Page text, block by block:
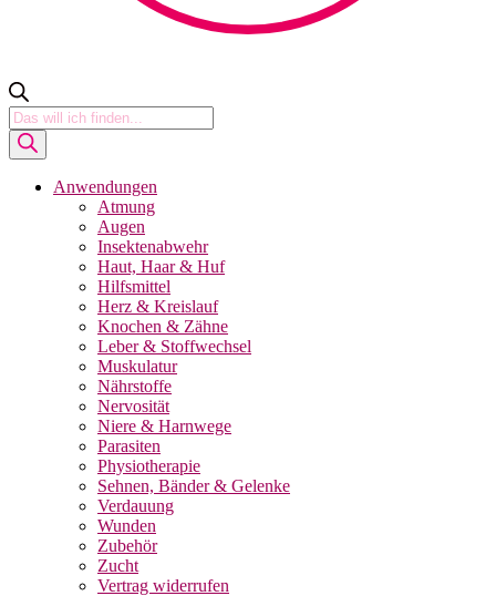
Products
search
Anwendungen
Atmung
Augen
Insektenabwehr
Haut, Haar & Huf
Hilfsmittel
Herz & Kreislauf
Knochen & Zähne
Leber & Stoffwechsel
Muskulatur
Nährstoffe
Nervosität
Niere & Harnwege
Parasiten
Physiotherapie
Sehnen, Bänder & Gelenke
Verdauung
Wunden
Zubehör
Zucht
Vertrag widerrufen